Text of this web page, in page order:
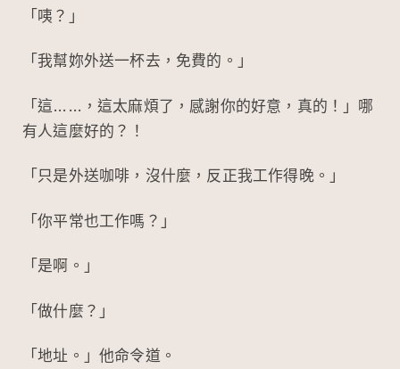
「咦？」
「我幫妳外送一杯去，免費的。」
「這……，這太麻煩了，感謝你的好意，真的！」哪
有人這麼好的？！
「只是外送咖啡，沒什麼，反正我工作得晚。」
「你平常也工作嗎？」
「是啊。」
「做什麼？」
「地址。」他命令道。